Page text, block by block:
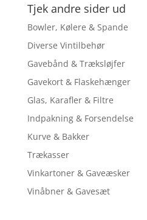
Tjek andre sider ud
Bowler, Kølere & Spande
Diverse Vintilbehør
Gavebånd & Træksløjfer
Gavekort & Flaskehænger
Glas, Karafler & Filtre
Indpakning & Forsendelse
Kurve & Bakker
Trækasser
Vinkartoner & Gaveæsker
Vinåbner & Gavesæt